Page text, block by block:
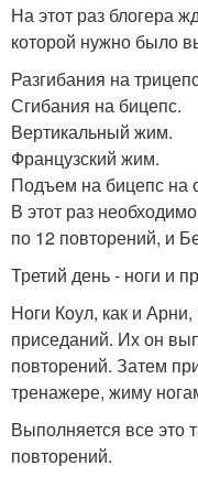
На этот раз блогера
которой нужно было
Разгибания на
Сгибания на бицепс.
Вертикальный жим.
Французский жим.
Подъем на бицепс на
В этот раз
по 12 повторений, и
Третий день - ноги и
Ноги Коул, как и
приседаний. Их он
повторений. Затем
тренажере, жиму
Выполняется все это
повторений.